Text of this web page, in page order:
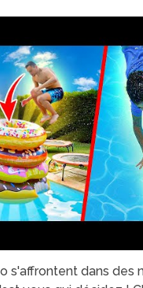
s'affrontent dans des